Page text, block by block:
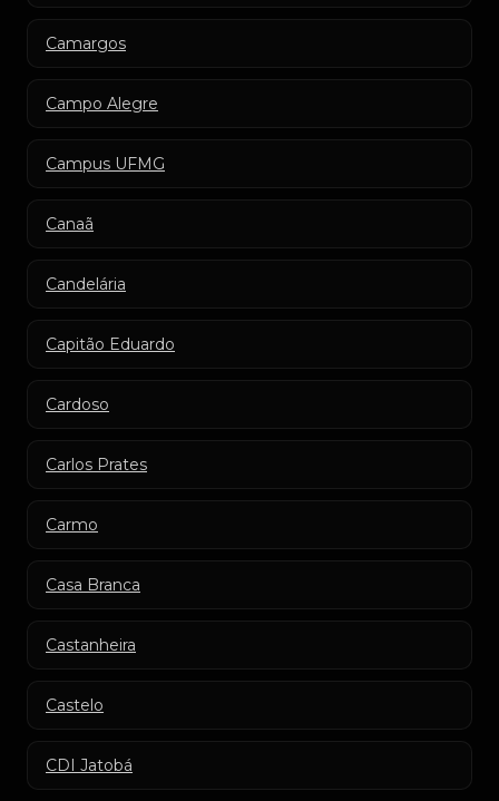
Camargos
Campo Alegre
Campus UFMG
Canaã
Candelária
Capitão Eduardo
Cardoso
Carlos Prates
Carmo
Casa Branca
Castanheira
Castelo
CDI Jatobá